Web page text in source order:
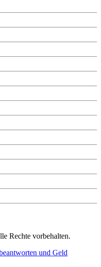
Rechte vorbehalten.